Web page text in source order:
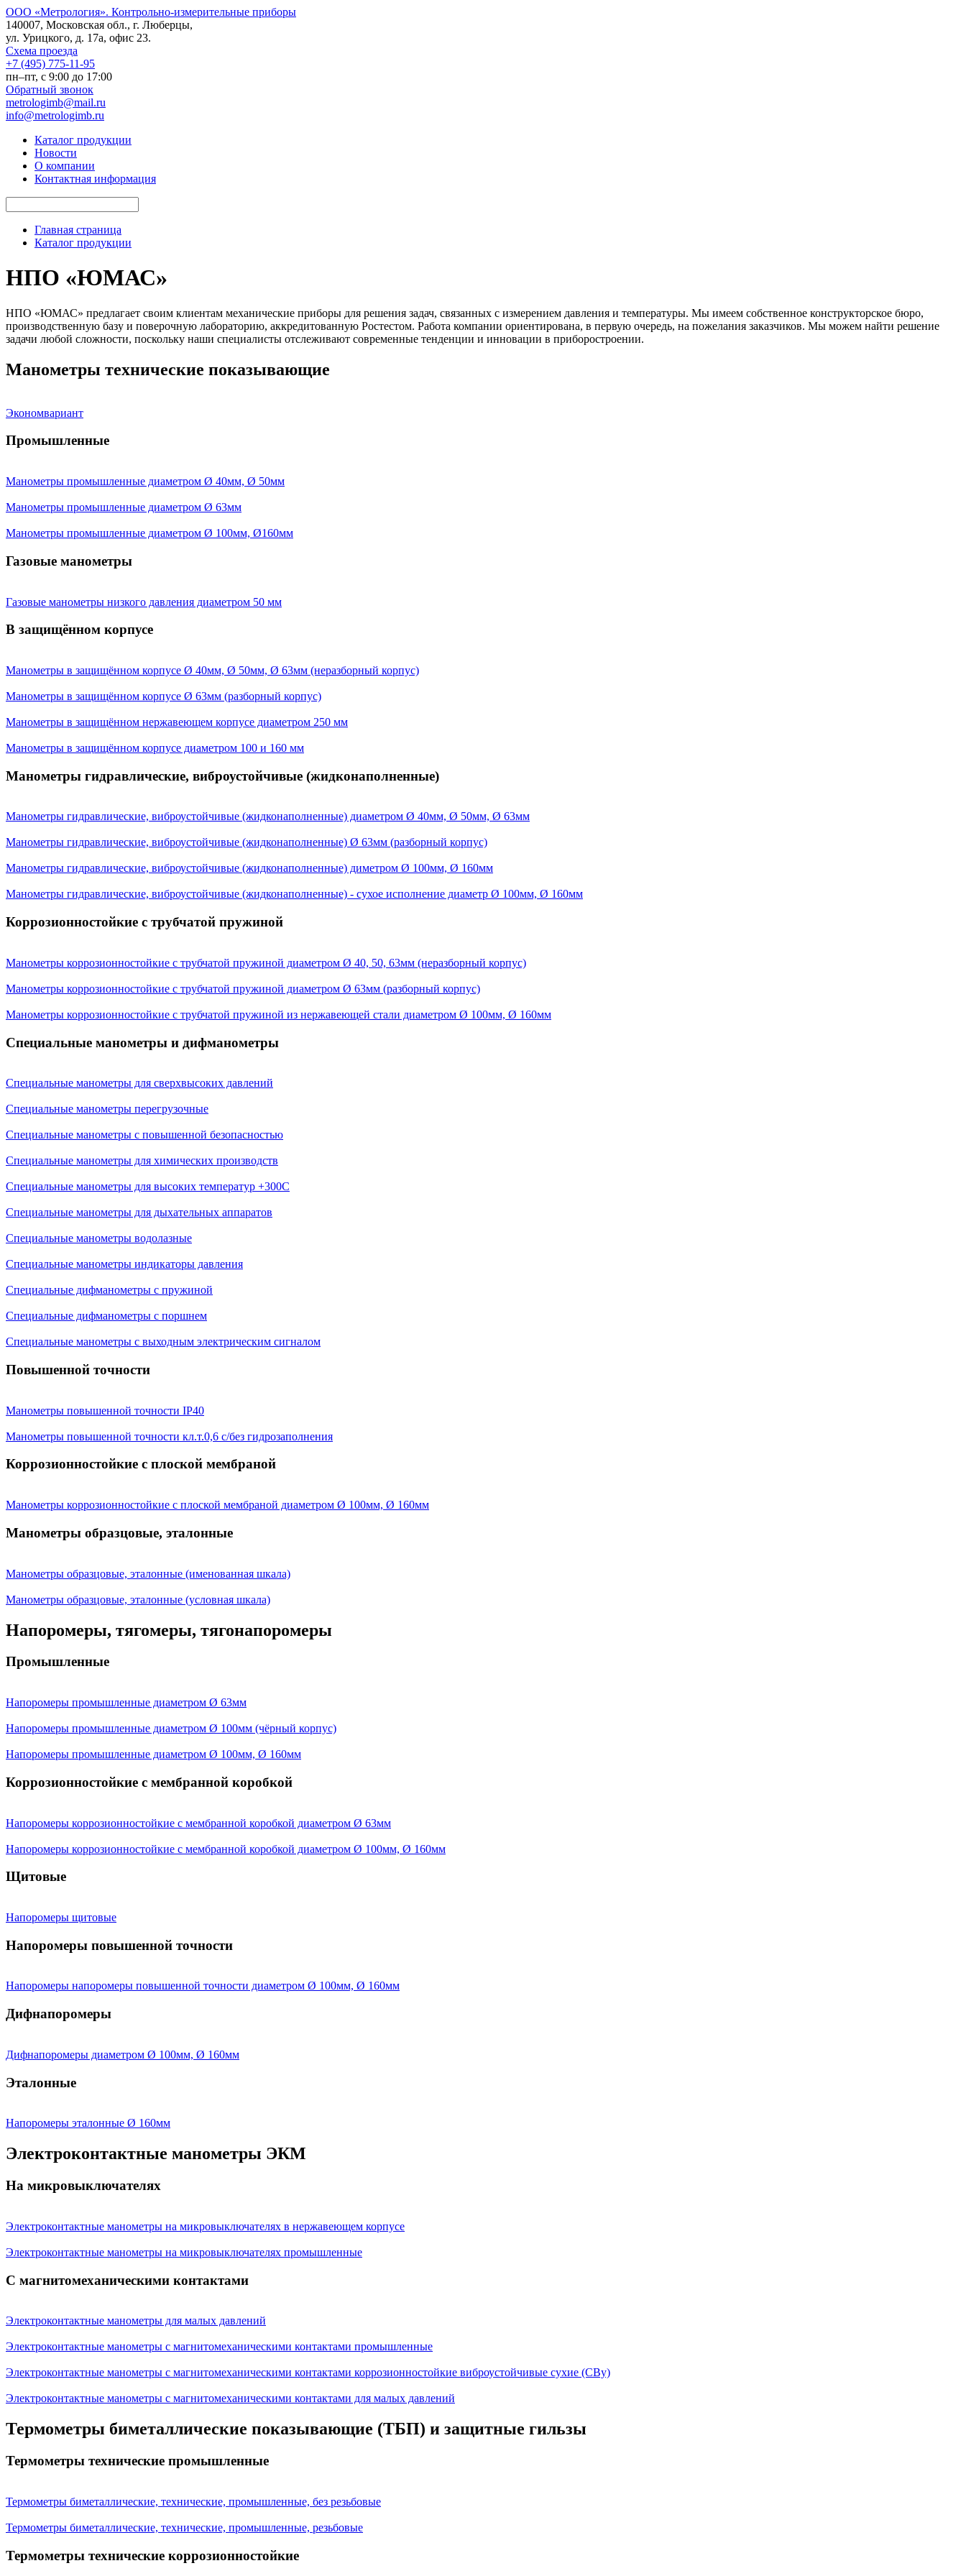
ООО «Метрология». Контрольно-измерительные приборы
140007, Московская обл., г. Люберцы,
ул. Урицкого, д. 17а, офис 23.
Схема проезда
+7 (495) 775-11-95
пн–пт, c 9:00 до 17:00
Обратный звонок
metrologimb@mail.ru
info@metrologimb.ru
Каталог продукции
Новости
О компании
Контактная информация
Главная страница
Каталог продукции
НПО «ЮМАС»
НПО «ЮМАС» предлагает своим клиентам механические приборы для решения задач, связанных с измерением давления и температуры. Мы имеем собственное конструкторское бюро,
производственную базу и поверочную лабораторию, аккредитованную Ростестом. Работа компании ориентирована, в первую очередь, на пожелания заказчиков. Мы можем найти решение
задачи любой сложности, поскольку наши специалисты отслеживают современные тенденции и инновации в приборостроении.
Манометры технические показывающие
Экономвариант
Промышленные
Манометры промышленные диаметром Ø 40мм, Ø 50мм
Манометры промышленные диаметром Ø 63мм
Манометры промышленные диаметром Ø 100мм, Ø160мм
Газовые манометры
Газовые манометры низкого давления диаметром 50 мм
В защищённом корпусе
Манометры в защищённом корпусе Ø 40мм, Ø 50мм, Ø 63мм (неразборный корпус)
Манометры в защищённом корпусе Ø 63мм (разборный корпус)
Манометры в защищённом нержавеющем корпусе диаметром 250 мм
Манометры в защищённом корпусе диаметром 100 и 160 мм
Манометры гидравлические, виброустойчивые (жидконаполненные)
Манометры гидравлические, виброустойчивые (жидконаполненные) диаметром Ø 40мм, Ø 50мм, Ø 63мм
Манометры гидравлические, виброустойчивые (жидконаполненные) Ø 63мм (разборный корпус)
Манометры гидравлические, виброустойчивые (жидконаполненные) диметром Ø 100мм, Ø 160мм
Манометры гидравлические, виброустойчивые (жидконаполненные) - сухое исполнение диаметр Ø 100мм, Ø 160мм
Коррозионностойкие с трубчатой пружиной
Манометры коррозионностойкие с трубчатой пружиной диаметром Ø 40, 50, 63мм (неразборный корпус)
Манометры коррозионностойкие с трубчатой пружиной диаметром Ø 63мм (разборный корпус)
Манометры коррозионностойкие с трубчатой пружиной из нержавеющей стали диаметром Ø 100мм, Ø 160мм
Специальные манометры и дифманометры
Специальные манометры для сверхвысоких давлений
Специальные манометры перегрузочные
Специальные манометры с повышенной безопасностью
Специальные манометры для химических производств
Специальные манометры для высоких температур +300C
Специальные манометры для дыхательных аппаратов
Специальные манометры водолазные
Специальные манометры индикаторы давления
Специальные дифманометры с пружиной
Специальные дифманометры с поршнем
Специальные манометры с выходным электрическим сигналом
Повышенной точности
Манометры повышенной точности IP40
Манометры повышенной точности кл.т.0,6 с/без гидрозаполнения
Коррозионностойкие с плоской мембраной
Манометры коррозионностойкие с плоской мембраной диаметром Ø 100мм, Ø 160мм
Манометры образцовые, эталонные
Манометры образцовые, эталонные (именованная шкала)
Манометры образцовые, эталонные (условная шкала)
Напоромеры, тягомеры, тягонапоромеры
Промышленные
Напоромеры промышленные диаметром Ø 63мм
Напоромеры промышленные диаметром Ø 100мм (чёрный корпус)
Напоромеры промышленные диаметром Ø 100мм, Ø 160мм
Коррозионностойкие с мембранной коробкой
Напоромеры коррозионностойкие с мембранной коробкой диаметром Ø 63мм
Напоромеры коррозионностойкие с мембранной коробкой диаметром Ø 100мм, Ø 160мм
Щитовые
Напоромеры щитовые
Напоромеры повышенной точности
Напоромеры напоромеры повышенной точности диаметром Ø 100мм, Ø 160мм
Дифнапоромеры
Дифнапоромеры диаметром Ø 100мм, Ø 160мм
Эталонные
Напоромеры эталонные Ø 160мм
Электроконтактные манометры ЭКМ
На микровыключателях
Электроконтактные манометры на микровыключателях в нержавеющем корпусе
Электроконтактные манометры на микровыключателях промышленные
С магнитомеханическими контактами
Электроконтактные манометры для малых давлений
Электроконтактные манометры с магнитомеханическими контактами промышленные
Электроконтактные манометры с магнитомеханическими контактами коррозионностойкие виброустойчивые сухие (СВу)
Электроконтактные манометры с магнитомеханическими контактами для малых давлений
Термометры биметаллические показывающие (ТБП) и защитные гильзы
Термометры технические промышленные
Термометры биметаллические, технические, промышленные, без резьбовые
Термометры биметаллические, технические, промышленные, резьбовые
Термометры технические коррозионностойкие